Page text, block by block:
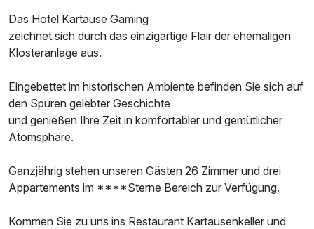
Das Hotel Kartause Gaming
zeichnet sich durch das einzigartige Flair der ehemaligen
Klosteranlage aus.
Eingebettet im historischen Ambiente befinden Sie sich auf
den Spuren gelebter Geschichte
und genießen Ihre Zeit in komfortabler und gemütlicher
Atomsphäre.
Ganzjährig stehen unseren Gästen 26 Zimmer und drei
Appartements im ****Sterne Bereich zur Verfügung.
Kommen Sie zu uns ins Restaurant Kartausenkeller und